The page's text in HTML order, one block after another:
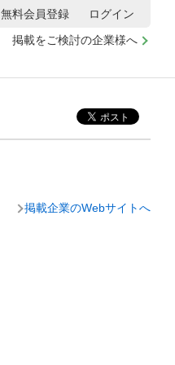
掲載をご検討の企業様へ
無料会員登録 ログイン
掲載企業のWebサイトへ